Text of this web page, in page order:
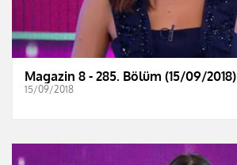
Magazin 8 - 285. Bölüm (15/09/2018)
15/09/2018